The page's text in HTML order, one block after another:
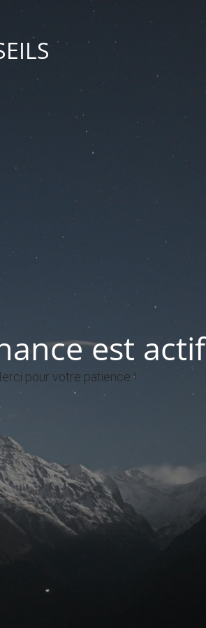
est actif
pour votre patience !